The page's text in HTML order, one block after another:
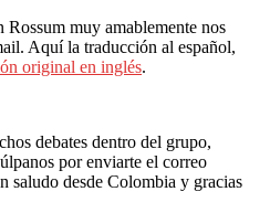
muy amablemente nos
Aquí la traducción al español,
original en inglés.
debates dentro del grupo,
por enviarte el correo
saludo desde Colombia y gracias